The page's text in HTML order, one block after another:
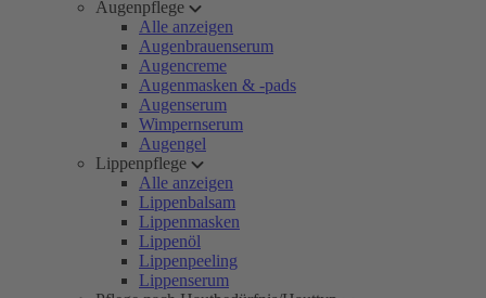
Augenpflege
Alle anzeigen
Augenbrauenserum
Augencreme
Augenmasken & -pads
Augenserum
Wimpernserum
Augengel
Lippenpflege
Alle anzeigen
Lippenbalsam
Lippenmasken
Lippenöl
Lippenpeeling
Lippenserum